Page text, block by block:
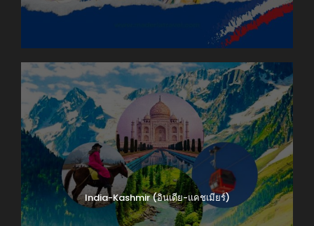
India-Kashmir (อินเดีย-แคชเมียร์)